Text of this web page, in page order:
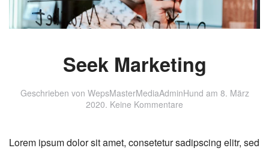
Seek Marketing
Geschrieben von WepsMasterMediaAdminHund am 8. März
2020. Keine Kommentare
Lorem ipsum dolor sit amet, consetetur sadipscing elitr, sed